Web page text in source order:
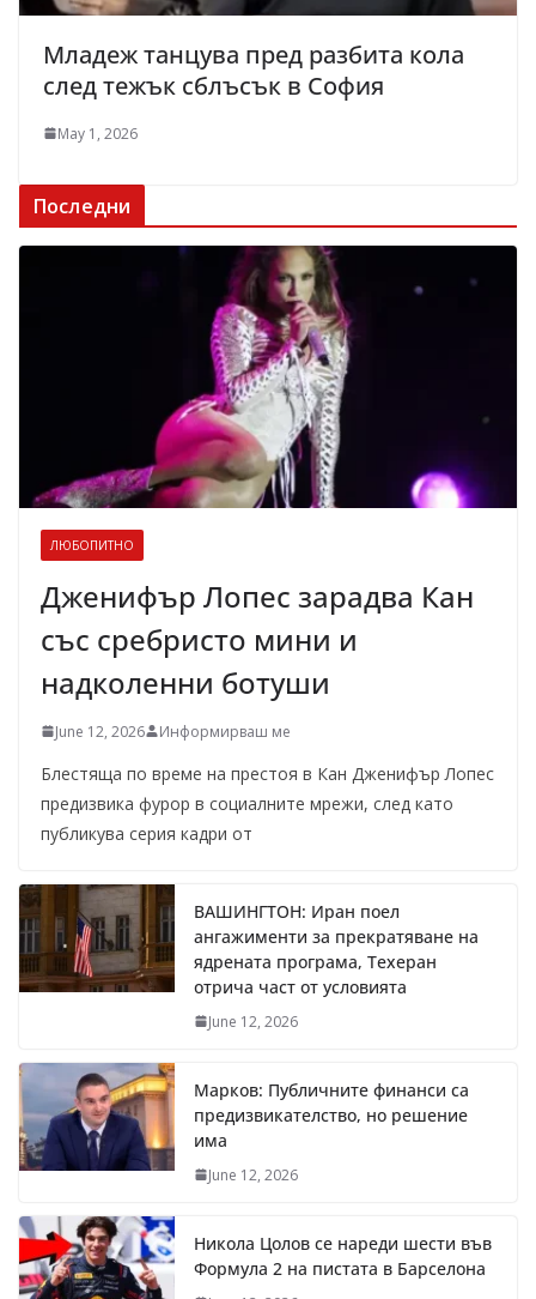
Младеж танцува пред разбита кола
след тежък сблъсък в София
May 1, 2026
Последни
ЛЮБОПИТНО
Дженифър Лопес зарадва Кан
със сребристо мини и
надколенни ботуши
June 12, 2026 Информирваш ме
Блестяща по време на престоя в Кан Дженифър Лопес
предизвика фурор в социалните мрежи, след като
публикува серия кадри от
ВАШИНГТОН: Иран поел
ангажименти за прекратяване на
ядрената програма, Техеран
отрича част от условията
June 12, 2026
Марков: Публичните финанси са
предизвикателство, но решение
има
June 12, 2026
Никола Цолов се нареди шести във
Формула 2 на пистата в Барселона